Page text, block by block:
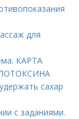
для
КАРТА
сахар
с заданиями.